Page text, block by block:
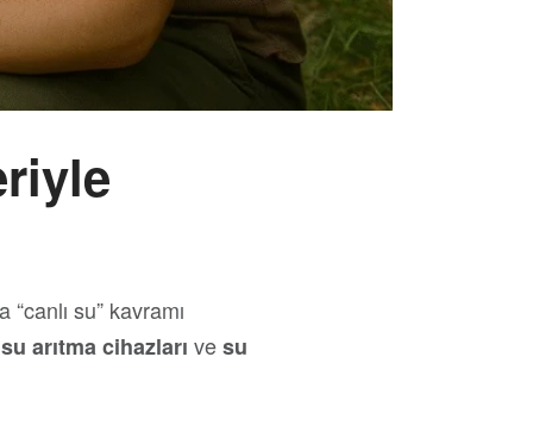
su” kavramı
su arıtma cihazları vesu